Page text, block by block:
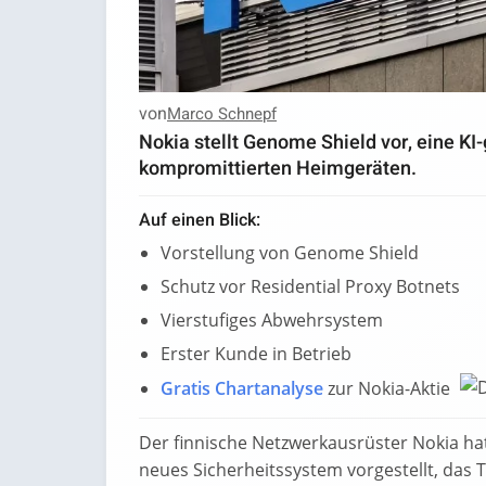
vonMarco Schnepf
Nokia stellt Genome Shield vor, eine
kompromittierten Heimgeräten.
Auf einen Blick:
Vorstellung von Genome Shield
Schutz vor Residential Proxy Botnets
Vierstufiges Abwehrsystem
Erster Kunde in Betrieb
Gratis Chartanalysezur Nokia-Aktie
Der finnische Netzwerkausrüster Nokia
neues Sicherheitssystem vorgestellt,